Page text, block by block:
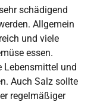
schädigend
Allgemein
und viele
essen.
Lebensmittel und
Auch Salz sollte
regelmäßiger